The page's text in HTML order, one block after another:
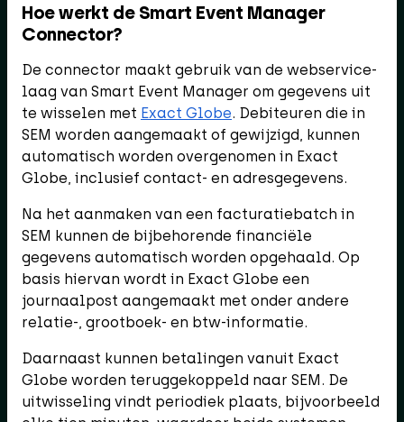
Hoe werkt de Smart Event Manager
Connector?
De connector maakt gebruik van de webservice-
laag van Smart Event Manager om gegevens uit
te wisselen met Exact Globe. Debiteuren die in
SEM worden aangemaakt of gewijzigd, kunnen
automatisch worden overgenomen in Exact
Globe, inclusief contact- en adresgegevens.
Na het aanmaken van een facturatiebatch in
SEM kunnen de bijbehorende financiële
gegevens automatisch worden opgehaald. Op
basis hiervan wordt in Exact Globe een
journaalpost aangemaakt met onder andere
relatie-, grootboek- en btw-informatie.
Daarnaast kunnen betalingen vanuit Exact
Globe worden teruggekoppeld naar SEM. De
uitwisseling vindt periodiek plaats, bijvoorbeeld